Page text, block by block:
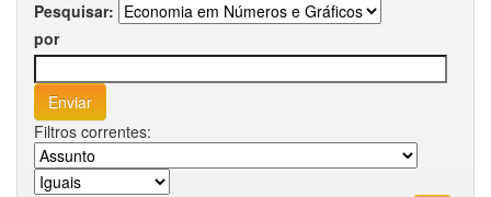
Pesquisar:
por
Filtros correntes: